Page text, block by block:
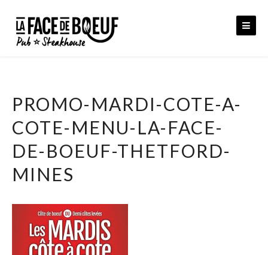
content
PROMO-MARDI-COTE-A-
COTE-MENU-LA-FACE-
DE-BOEUF-THETFORD-
MINES